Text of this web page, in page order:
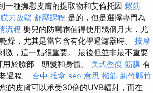
一種撫慰皮膚的提取物和艾倫托因 鬆筋
刀放鬆 舒壓課程 是的，但是選擇專門為
流程 嬰兒的防曬霜值得使用幾個月大，尤
燥，尤其是當它含有化學過濾器時。 按摩
激，這一點很重要。 最後但並非最不重要
於臉部，頭髮和身體。 美式整復 筋膜 有
過程。 台中 推拿 seo 意思 撥筋 新竹縣竹
的皮膚可以承受30倍的UVB輻射，而在